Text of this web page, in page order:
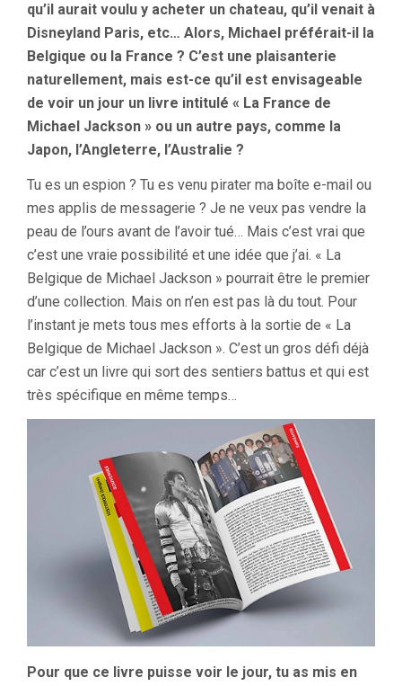
qu’il aurait voulu y acheter un chateau, qu’il venait à
Disneyland Paris, etc… Alors, Michael préférait-il la
Belgique ou la France ? C’est une plaisanterie
naturellement, mais est-ce qu’il est envisageable
de voir un jour un livre intitulé « La France de
Michael Jackson » ou un autre pays, comme la
Japon, l’Angleterre, l’Australie ?
Tu es un espion ? Tu es venu pirater ma boîte e-mail ou
mes applis de messagerie ? Je ne veux pas vendre la
peau de l’ours avant de l’avoir tué… Mais c’est vrai que
c’est une vraie possibilité et une idée que j’ai. « La
Belgique de Michael Jackson » pourrait être le premier
d’une collection. Mais on n’en est pas là du tout. Pour
l’instant je mets tous mes efforts à la sortie de « La
Belgique de Michael Jackson ». C’est un gros défi déjà
car c’est un livre qui sort des sentiers battus et qui est
très spécifique en même temps…
Pour que ce livre puisse voir le jour, tu as mis en